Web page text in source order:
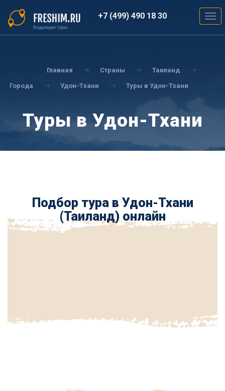
основному
содержанию
+7 (499) 490 18 30
Главная Страны Таиланд
Города Удон-Тхани Туры в Удон-Тхани
Туры в Удон-Тхани
Подбор тура в Удон-Тхани
(Таиланд) онлайн